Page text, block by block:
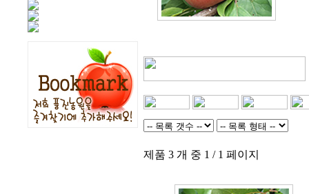
제품 3 개 중 1 / 1 페이지